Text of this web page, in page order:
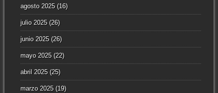
agosto 2025(16)
julio 2025(26)
junio 2025(26)
mayo 2025(22)
abril 2025(25)
marzo 2025(19)